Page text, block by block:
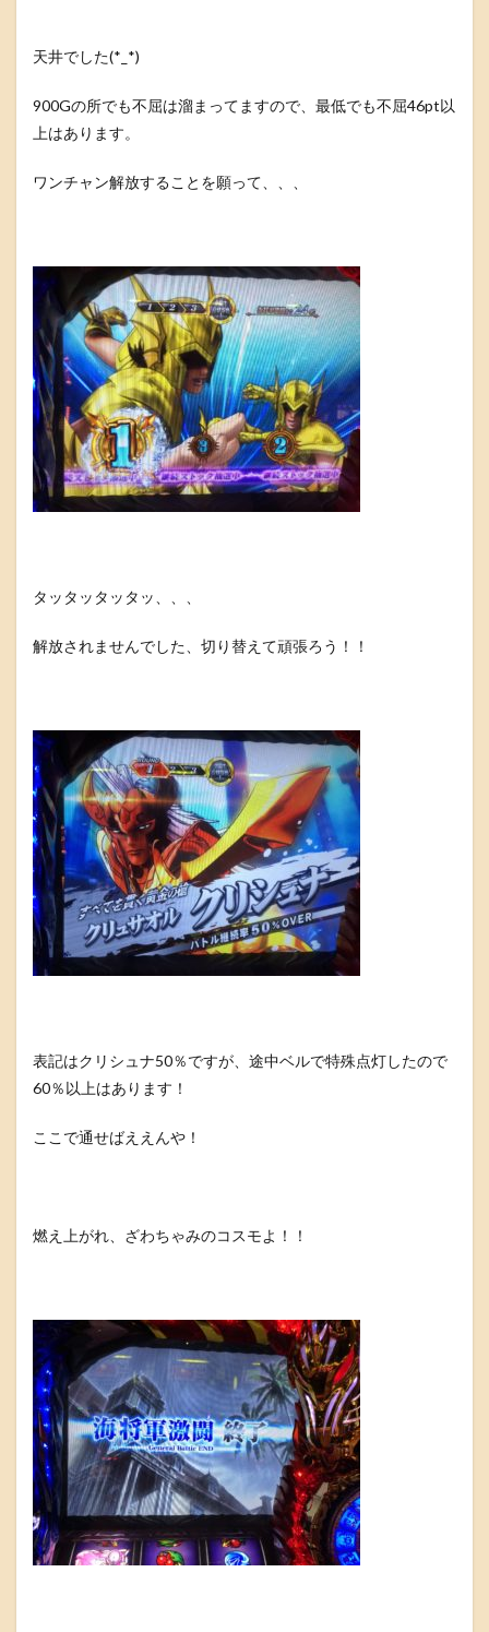
天井でした(*_*)
900Gの所でも不屈は溜まってますので、最低でも不屈46pt以
上はあります。
ワンチャン解放することを願って、、、
タッタッタッタッ、、、
解放されませんでした、切り替えて頑張ろう！！
表記はクリシュナ50％ですが、途中ベルで特殊点灯したので
60％以上はあります！
ここで通せばええんや！
燃え上がれ、ざわちゃみのコスモよ！！